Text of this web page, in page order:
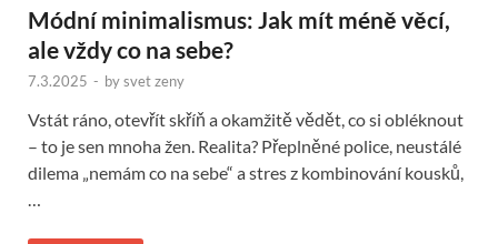
Módní minimalismus: Jak mít méně věcí,
ale vždy co na sebe?
7.3.2025 - bysvet zeny
Vstát ráno, otevřít skříň a okamžitě vědět, co si obléknout
– to je sen mnoha žen. Realita? Přeplněné police, neustálé
dilema „nemám co na sebe“ a stres z kombinování kousků,